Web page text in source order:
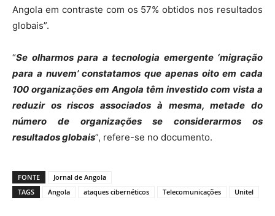
Angola em contraste com os 57% obtidos nos resultados
globais”.
“Se olharmos para a tecnologia emergente ‘migração
para a nuvem’ constatamos que apenas oito em cada
100 organizações em Angola têm investido com vista a
reduzir os riscos associados à mesma, metade do
número de organizações se considerarmos os
resultados globais”, refere-se no documento.
FONTE
Jornal de Angola
TAGS
Angola ataques cibernéticos Telecomunicações Unitel